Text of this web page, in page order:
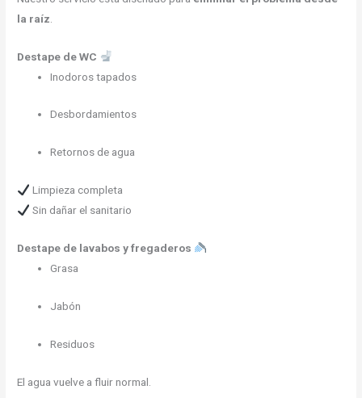
la raíz
Destape de WC
Inodoros tapados
Desbordamientos
Retornos de agua
Limpieza completa
Sin dañar el sanitario
Destape de lavabos y fregaderos
Grasa
Jabón
Residuos
El agua vuelve a fluir normal.